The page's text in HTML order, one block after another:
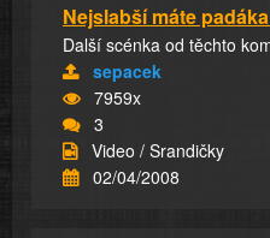
Nejslabší máte
Další scénka od těchto
sepacek
7959x
3
Video / Srandičky
02/04/2008